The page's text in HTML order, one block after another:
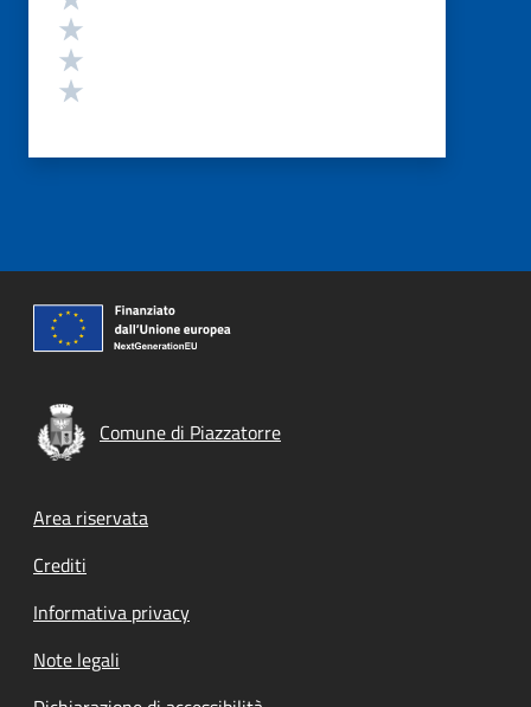
Comune di Piazzatorre
Footer menu
Area riservata
Crediti
Informativa privacy
Note legali